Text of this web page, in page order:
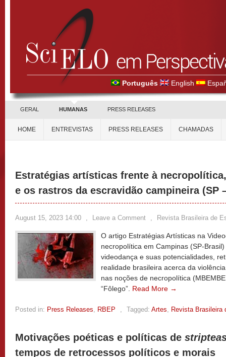
Português English
GERAL HUMANAS PRESS RELEASES
HOME ENTREVISTAS PRESS RELEASES CHAMADAS
Estratégias artísticas frente à
e os rastros da escravidão campineira (SP
August 15, 2023 14:00 , Leave a Comment , Revista Brasileira de
O artigo Estratégias Artísticas na
necropolítica em Campinas (SP-
videodança e suas potencialidades,
realidade brasileira acerca da
nas noções de necropolítica
“Fôlego”. Read More →
Posted in: Press Releases, RBEP , Tagged: Artes, Revista Brasileira
Motivações poéticas e políticas de
tempos de retrocessos políticos e morais